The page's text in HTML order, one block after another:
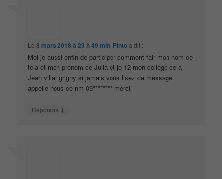
Le8 mars 2018 à 23 h 49 min, Pintoa dit :
Moi je aussi enfin de participer comment fair mon nom ce
tela et mon prénom ce Julia et je 12 mon collège ce a
Jean villar grigny si jamais vous lisez ce message
appelle nous ce nm 09******** merci
Répondre ↓